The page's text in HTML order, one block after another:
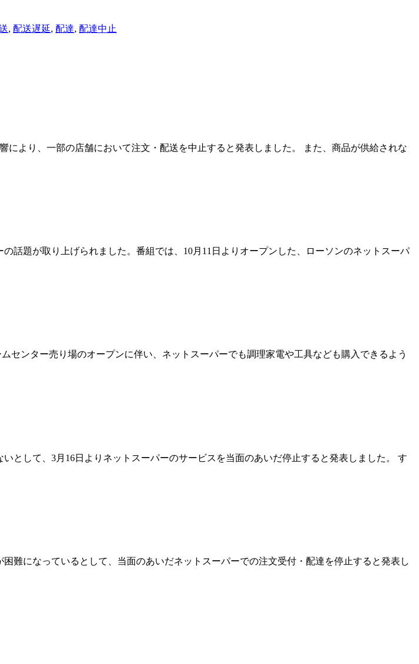
, 配送遅延, 配達, 配達中止
より、一部の店舗において注文・配送を中止すると発表しました。 また、商品が供給されな
話題が取り上げられました。番組では、10月11日よりオープンした、ローソンのネットスーパ
センター売り場のオープンに伴い、ネットスーパーでも調理家電や工具なども購入できるよう
として、3月16日よりネットスーパーのサービスを当面のあいだ停止すると発表しました。 す
難になっているとして、当面のあいだネットスーパーでの注文受付・配達を停止すると発表し